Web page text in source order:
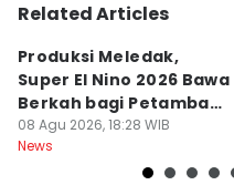
Related Articles
Produksi Meledak,
Super El Nino 2026 Bawa
Berkah bagi Petambak
Garam
08 Agu 2026, 18:28 WIB
News